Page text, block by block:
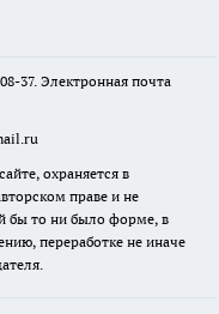
37. Электронная почта
охраняется в
праве и не
бы то ни было форме, в
переработке не иначе